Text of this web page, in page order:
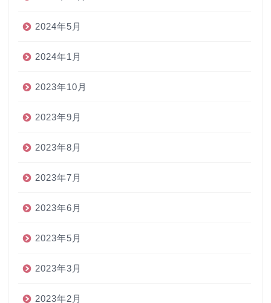
2024年5月
2024年1月
2023年10月
2023年9月
2023年8月
2023年7月
2023年6月
2023年5月
2023年3月
2023年2月